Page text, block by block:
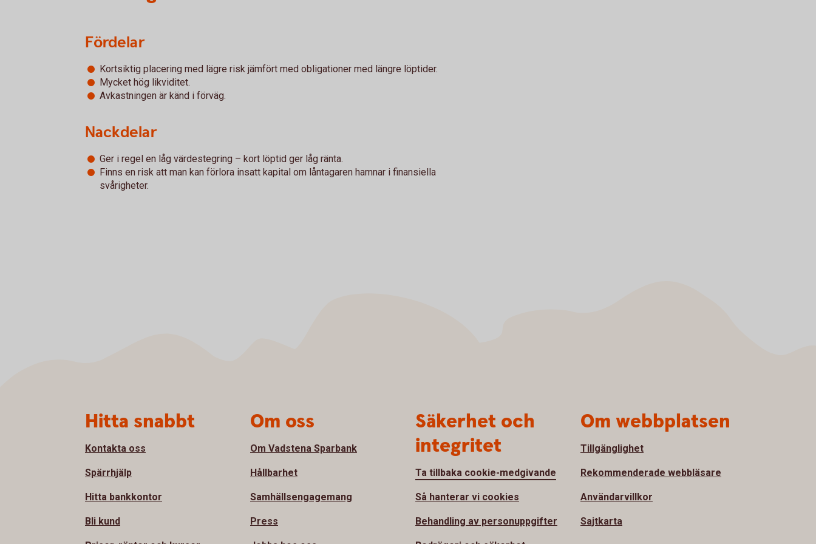
Fördelar
Kortsiktig placering med lägre risk jämfört med obligationer med längre löptider.
Mycket hög likviditet.
Avkastningen är känd i förväg.
Nackdelar
Ger i regel en låg värdestegring – kort löptid ger låg ränta.
Finns en risk att man kan förlora insatt kapital om låntagaren hamnar i finansiella
svårigheter.
Hitta snabbt
Kontakta oss
Spärrhjälp
Hitta bankkontor
Bli kund
Om oss
Om Vadstena Sparbank
Hållbarhet
Samhällsengagemang
Press
Säkerhet och
integritet
Ta tillbaka cookie-medgivande
Så hanterar vi cookies
Behandling av personuppgifter
Om webbplatsen
Tillgänglighet
Rekommenderade webbläsare
Användarvillkor
Sajtkarta